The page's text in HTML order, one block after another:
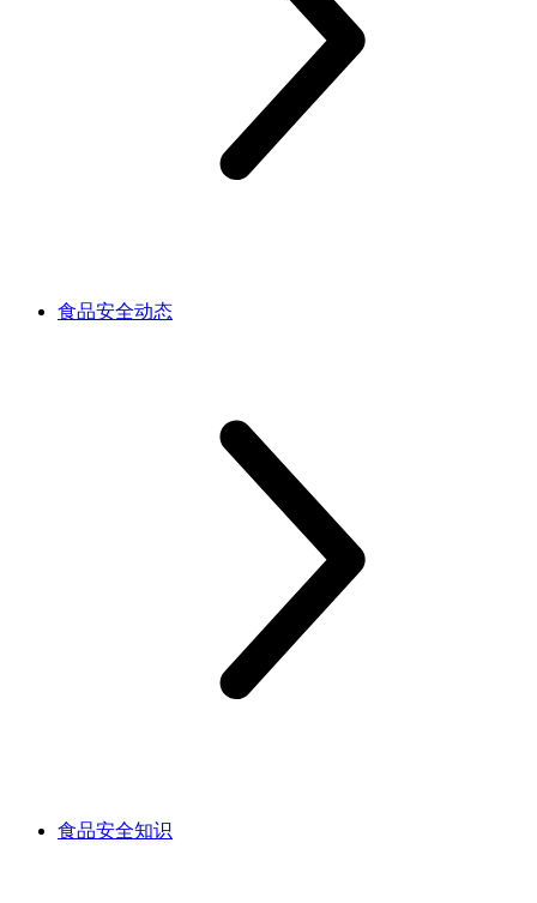
食品安全动态
食品安全知识